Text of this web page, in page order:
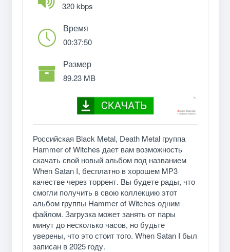
320 kbps
Время
00:37:50
Размер
89.23 MB
Российская Black Metal, Death Metal группа
Hammer of Witches дает вам возможность
скачать свой новый альбом под названием
When Satan I, бесплатно в хорошем MP3
качестве через торрент. Вы будете рады, что
смогли получить в свою коллекцию этот
альбом группы Hammer of Witches одним
файлом. Загрузка может занять от пары
минут до несколько часов, но будьте
уверены, что это стоит того. When Satan I был
записан в 2025 году.